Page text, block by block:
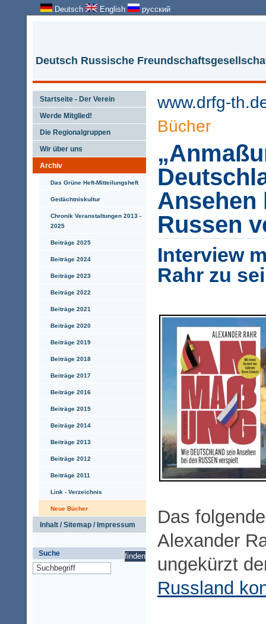
Deutsch English русский
Deutsch Russische
Startseite - Der Verein
Werde Mitglied!
Die Regionalgruppen
Wir über uns
Archiv
Das Grüne Heft-Mitteilungsheft
Gedächtniskultur
Chronik Veranstaltungen 2013 -
2025
Beiträge 2025
Beiträge 2024
Beiträge 2023
Beiträge 2022
Beiträge 2021
Beiträge 2020
Beiträge 2019
Beiträge 2018
Beiträge 2017
Beiträge 2016
Beiträge 2015
Beiträge 2014
Beiträge 2013
Beiträge 2012
Beiträge 2011
Link - Verzeichnis
Neue Bücher
Inhalt / Sitemap / Impressum
Suche
www.drfg-
Bücher
Ansehen
Russen
Interview
Rahr zu
Das
Alexander
ungekürzt
Russland